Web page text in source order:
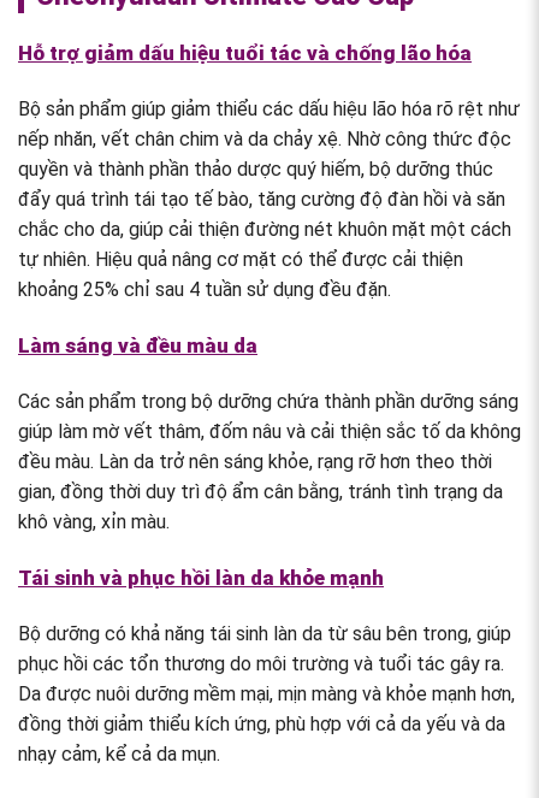
Hỗ trợ giảm dấu hiệu tuổi tác và chống lão hóa
Bộ sản phẩm giúp giảm thiểu các dấu hiệu lão hóa rõ rệt như
nếp nhăn, vết chân chim và da chảy xệ. Nhờ công thức độc
quyền và thành phần thảo dược quý hiếm, bộ dưỡng thúc
đẩy quá trình tái tạo tế bào, tăng cường độ đàn hồi và săn
chắc cho da, giúp cải thiện đường nét khuôn mặt một cách
tự nhiên. Hiệu quả nâng cơ mặt có thể được cải thiện
khoảng 25% chỉ sau 4 tuần sử dụng đều đặn.
Làm sáng và đều màu da
Các sản phẩm trong bộ dưỡng chứa thành phần dưỡng sáng
giúp làm mờ vết thâm, đốm nâu và cải thiện sắc tố da không
đều màu. Làn da trở nên sáng khỏe, rạng rỡ hơn theo thời
gian, đồng thời duy trì độ ẩm cân bằng, tránh tình trạng da
khô vàng, xỉn màu.
Tái sinh và phục hồi làn da khỏe mạnh
Bộ dưỡng có khả năng tái sinh làn da từ sâu bên trong, giúp
phục hồi các tổn thương do môi trường và tuổi tác gây ra.
Da được nuôi dưỡng mềm mại, mịn màng và khỏe mạnh hơn,
đồng thời giảm thiểu kích ứng, phù hợp với cả da yếu và da
nhạy cảm, kể cả da mụn.